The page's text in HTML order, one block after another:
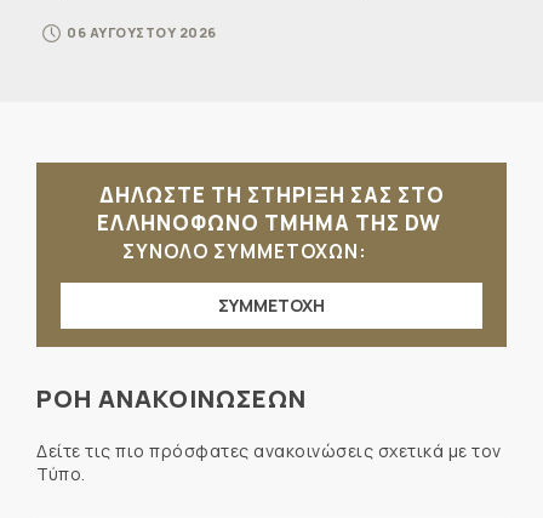
06 ΑΥΓΟΥΣΤΟΥ 2026
ΔΗΛΩΣΤΕ ΤΗ ΣΤΗΡΙΞΗ ΣΑΣ ΣΤΟ
ΕΛΛΗΝΟΦΩΝΟ ΤΜΗΜΑ ΤΗΣ DW
ΣΥΝΟΛΟ ΣΥΜΜΕΤΟΧΩΝ:
ΣΥΜΜΕΤΟΧΗ
ΡΟΗ ΑΝΑΚΟΙΝΩΣΕΩΝ
Δείτε τις πιο πρόσφατες ανακοινώσεις σχετικά με τον
Τύπο.